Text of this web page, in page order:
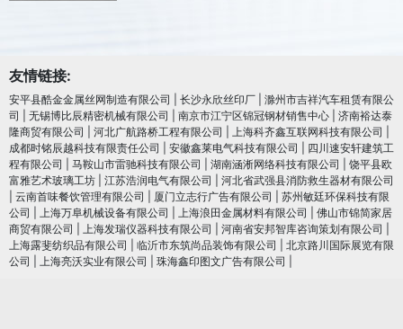
友情链接:
安平县酷金金属丝网制造有限公司 长沙永欣丝印厂
滁州市吉祥汽车租赁有限公
司
无锡博比辰精密机械有限公司 南京市江宁区锦冠钢材销售中心
济南裕达泰
隆商贸有限公司
河北广航路桥工程有限公司 上海科齐鑫互联网科技有限公司
成都时铭辰越科技有限责任公司
安徽鑫莱电气科技有限公司
四川速安轩建筑工
程有限公司
马鞍山市雷驰科技有限公司 湖南涵淅网络科技有限公司
饶平县欧
富雅艺术玻璃工坊
江苏浩润电⽓有限公司
河北省武强县消防救生器材有限公司
云南首味餐饮管理有限公司 厦门立志行广告有限公司
苏州敏廷环保科技有限
公司
上海万阜机械设备有限公司 上海浪田金属材料有限公司
佛山市锦简家居
商贸有限公司
上海发瑞仪器科技有限公司 河南省安邦智库咨询策划有限公司
上海露斐纺织品有限公司
临沂市东筑尚品装饰有限公司
北京路川国际展览有限
公司
上海亮沃实业有限公司 珠海鑫印图文广告有限公司